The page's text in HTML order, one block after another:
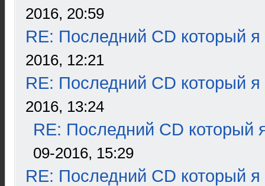
2016, 20:59
RE: Последний CD который я
2016, 12:21
RE: Последний CD который я
2016, 13:24
RE: Последний CD который
09-2016, 15:29
RE: Последний CD который я